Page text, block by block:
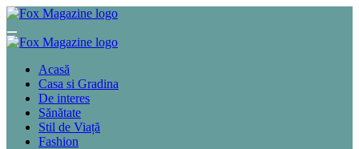
Sari
conținut
Acasă
Casa si Gradina
De interes
Sănătate
Stil de Viață
Fashion